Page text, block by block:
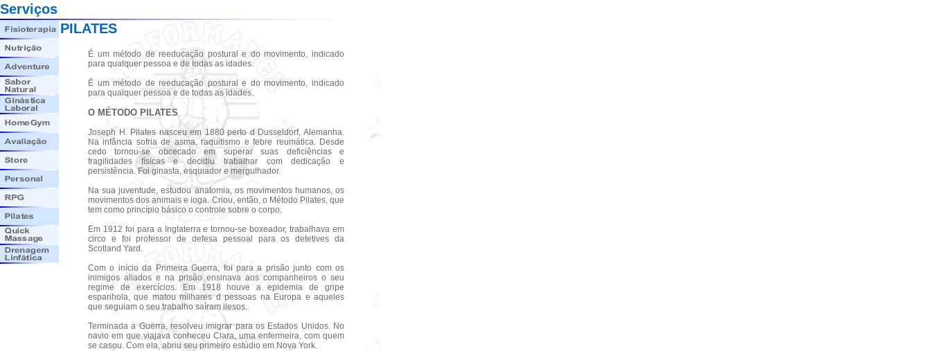
Serviços
PILATES
É um método de reeducação postural e do movimento, indicado
para qualquer pessoa e de todas as idades.
É um método de reeducação postural e do movimento, indicado
para qualquer pessoa e de todas as idades.
O MÉTODO PILATES
Joseph H. Pilates nasceu em 1880 perto d Dusseldorf, Alemanha.
Na infância sofria de asma, raquitismo e febre reumática. Desde
cedo tornou-se obcecado em superar suas deficiências e
fragilidades físicas e decidiu trabalhar com dedicação e
persistência. Foi ginasta, esquiador e mergulhador.
Na sua juventude, estudou anatomia, os movimentos humanos, os
movimentos dos animais e ioga. Criou, então, o Método Pilates, que
tem como princípio básico o controle sobre o corpo.
Em 1912 foi para a Inglaterra e tornou-se boxeador, trabalhava em
circo e foi professor de defesa pessoal para os detetives da
Scotland Yard.
Com o início da Primeira Guerra, foi para a prisão junto com os
inimigos aliados e na prisão ensinava aos companheiros o seu
regime de exercícios. Em 1918 houve a epidemia de gripe
espanhola, que matou milhares d pessoas na Europa e aqueles
que seguiam o seu trabalho saíram ilesos.
Terminada a Guerra, resolveu imigrar para os Estados Unidos. No
navio em que viajava conheceu Clara, uma enfermeira, com quem
se casou. Com ela, abriu seu primeiro estúdio em Nova York.